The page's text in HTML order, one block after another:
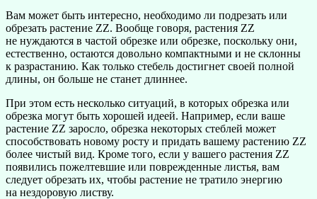
Вам может быть интересно, необходимо ли подрезать или
обрезать растение ZZ. Вообще говоря, растения ZZ
не нуждаются в частой обрезке или обрезке, поскольку они,
естественно, остаются довольно компактными и не склонны
к разрастанию. Как только стебель достигнет своей полной
длины, он больше не станет длиннее.
При этом есть несколько ситуаций, в которых обрезка или
обрезка могут быть хорошей идеей. Например, если ваше
растение ZZ заросло, обрезка некоторых стеблей может
способствовать новому росту и придать вашему растению ZZ
более чистый вид. Кроме того, если у вашего растения ZZ
появились пожелтевшие или поврежденные листья, вам
следует обрезать их, чтобы растение не тратило энергию
на нездоровую листву.